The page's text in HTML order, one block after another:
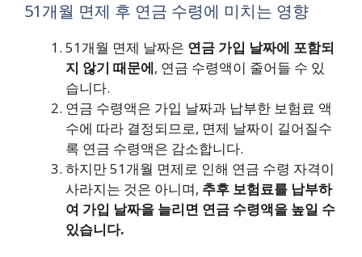
51개월 면제 후 연금 수령에 미치는 영향
51개월 면제 날짜은 연금 가입 날짜에 포함되
지 않기 때문에, 연금 수령액이 줄어들 수 있
습니다.
연금 수령액은 가입 날짜과 납부한 보험료 액
수에 따라 결정되므로, 면제 날짜이 길어질수
록 연금 수령액은 감소합니다.
하지만 51개월 면제로 인해 연금 수령 자격이
사라지는 것은 아니며, 추후 보험료를 납부하
여 가입 날짜을 늘리면 연금 수령액을 높일 수
있습니다.